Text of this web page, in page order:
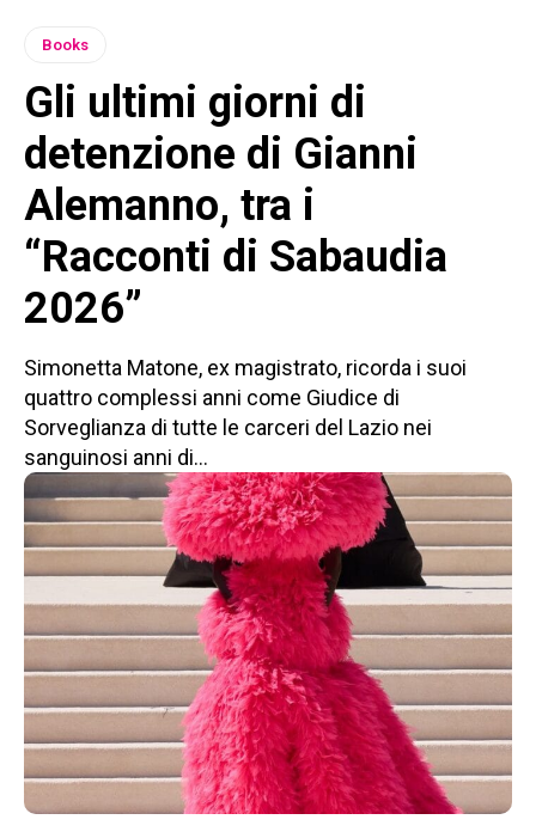
Books
Gli ultimi giorni di
detenzione di Gianni
Alemanno, tra i
“Racconti di Sabaudia
2026”
Simonetta Matone, ex magistrato, ricorda i suoi
quattro complessi anni come Giudice di
Sorveglianza di tutte le carceri del Lazio nei
sanguinosi anni di...